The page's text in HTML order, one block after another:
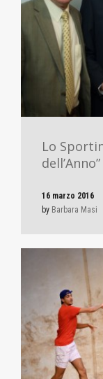
Lo
dell’Anno”
16 marzo 2016
by Barbara Masi